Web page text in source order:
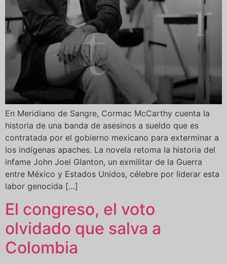
En Meridiano de Sangre, Cormac McCarthy cuenta la
historia de una banda de asesinos a sueldo que es
contratada por el gobierno mexicano para exterminar a
los indígenas apaches. La novela retoma la historia del
infame John Joel Glanton, un exmilitar de la Guerra
entre México y Estados Unidos, célebre por liderar esta
labor genocida […]
El congreso, el voto
olvidado que salva a
Colombia